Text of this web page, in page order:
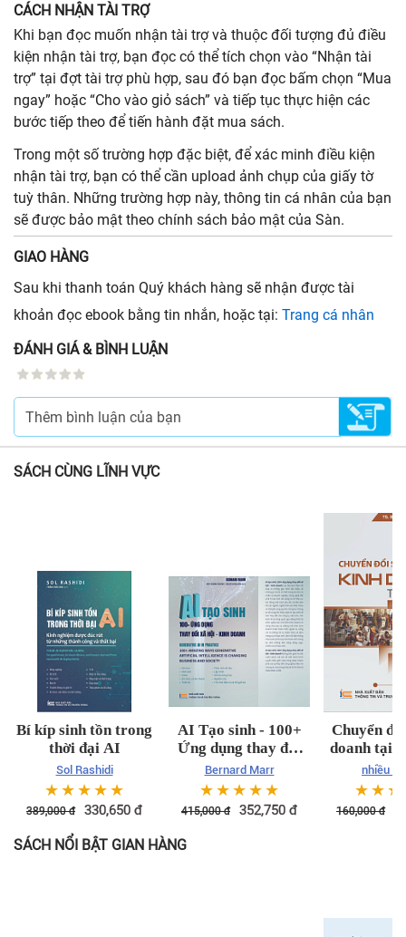
CÁCH NHẬN TÀI TRỢ
Khi bạn đọc muốn nhận tài trợ và thuộc đối tượng đủ điều
kiện nhận tài trợ, bạn đọc có thể tích chọn vào “Nhận tài
trợ” tại đợt tài trợ phù hợp, sau đó bạn đọc bấm chọn “Mua
ngay” hoặc “Cho vào giỏ sách” và tiếp tục thực hiện các
bước tiếp theo để tiến hành đặt mua sách.
Trong một số trường hợp đặc biệt, để xác minh điều kiện
nhận tài trợ, bạn có thể cần upload ảnh chụp của giấy tờ
tuỳ thân. Những trường hợp này, thông tin cá nhân của bạn
sẽ được bảo mật theo chính sách bảo mật của Sàn.
GIAO HÀNG
Sau khi thanh toán Quý khách hàng sẽ nhận được tài
khoản đọc ebook bằng tin nhắn, hoặc tại: Trang cá nhân
ĐÁNH GIÁ & BÌNH LUẬN
SÁCH CÙNG LĨNH VỰC
Bí kíp sinh tồn trong
thời đại AI
Sol Rashidi
☆☆☆☆☆
389,000đ 330,650 đ
AI Tạo sinh - 100+
Ứng dụng thay đổi
xã hội kinh doanh
Bernard Marr
☆☆☆☆☆
415,000đ 352,750 đ
Chuyển
doanh tại
nhiều
☆☆☆
160,000đ
SÁCH NỔI BẬT GIAN HÀNG